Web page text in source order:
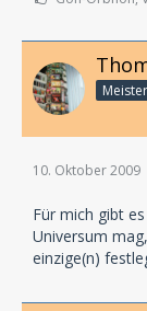
Meister
10. Oktober 2009
Für mich gibt
Universum
einzige(n)